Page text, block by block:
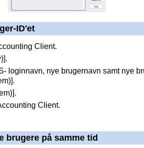
ID'et
Client.
loginnavn, nye brugernavn samt nye
Client.
brugere på samme tid